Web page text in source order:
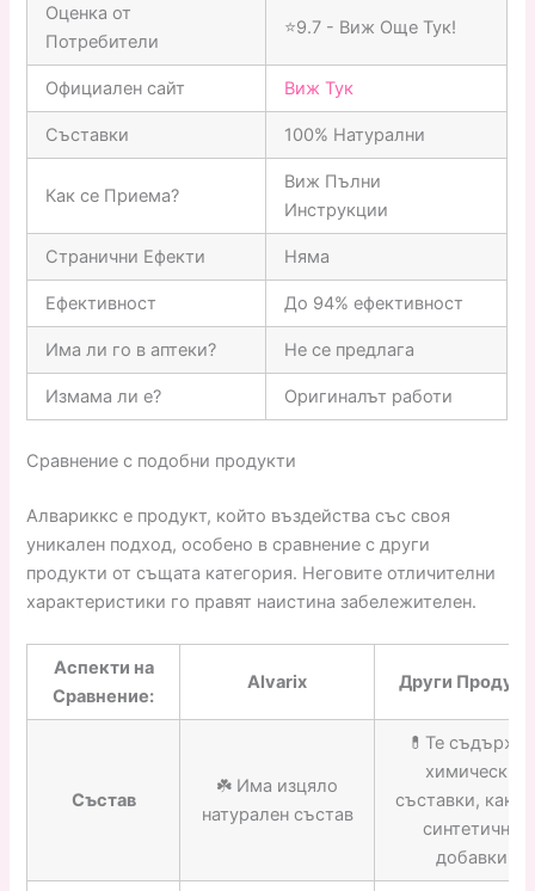
Оценка от
Потребители
⭐9.7 - Виж Още Тук!
Официален сайт Виж Тук
Съставки 100% Натурални
Как се Приема?
Виж Пълни
Инструкции
Странични Ефекти Няма
Ефективност До 94% ефективност
Има ли го в аптеки? Не се предлага
Измама ли е? Оригиналът работи
Сравнение с подобни продукти
Алвариккс е продукт, който въздейства със своя
уникален подход, особено в сравнение с други
продукти от същата категория. Неговите отличителни
характеристики го правят наистина забележителен.
Аспекти на
Сравнение:
Alvarix Други
Състав
☘️ Има изцяло
натурален състав
💊Те
химически
съставки,
синтетични
добавки